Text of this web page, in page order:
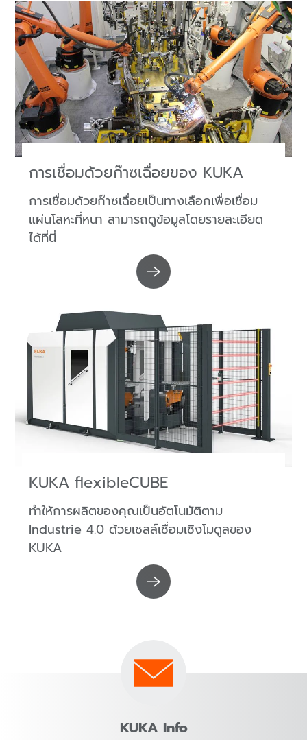
การเชื่อมด้วยก๊าซเฉื่อยของ KUKA
การเชื่อมด้วยก๊าซเฉื่อยเป็นทางเลือกเพื่อเชื่อม
แผ่นโลหะที่หนา สามารถดูข้อมูลโดยรายละเอียด
ได้ที่นี่
KUKA flexibleCUBE
ทำให้การผลิตของคุณเป็นอัตโนมัติตาม
Industrie 4.0 ด้วยเซลล์เชื่อมเชิงโมดูลของ
KUKA
KUKA Info